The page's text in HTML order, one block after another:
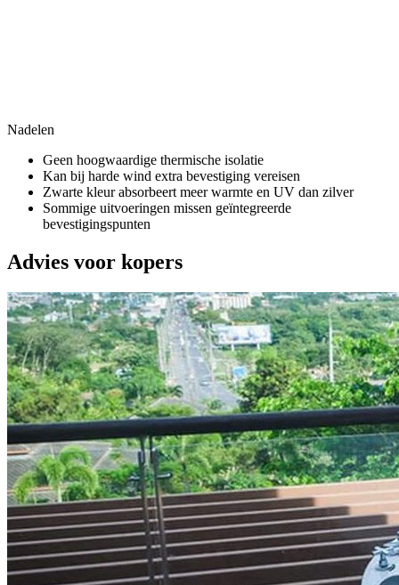
Nadelen
Geen hoogwaardige thermische isolatie
Kan bij harde wind extra bevestiging vereisen
Zwarte kleur absorbeert meer warmte en UV dan zilver
Sommige uitvoeringen missen geïntegreerde
bevestigingspunten
Advies voor kopers